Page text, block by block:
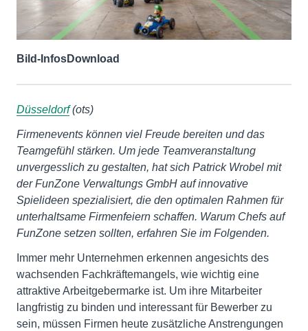
Bild-InfosDownload
Düsseldorf(ots)
Firmenevents können viel Freude bereiten und das
Teamgefühl stärken. Um jede Teamveranstaltung
unvergesslich zu gestalten, hat sich Patrick Wrobel mit
der FunZone Verwaltungs GmbH auf innovative
Spielideen spezialisiert, die den optimalen Rahmen für
unterhaltsame Firmenfeiern schaffen. Warum Chefs auf
FunZone setzen sollten, erfahren Sie im Folgenden.
Immer mehr Unternehmen erkennen angesichts des
wachsenden Fachkräftemangels, wie wichtig eine
attraktive Arbeitgebermarke ist. Um ihre Mitarbeiter
langfristig zu binden und interessant für Bewerber zu
sein, müssen Firmen heute zusätzliche Anstrengungen